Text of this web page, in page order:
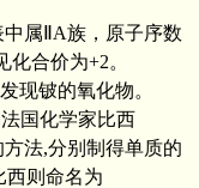
属ⅡA族，原子序数
合价为+2。
现铍的氧化物。
国化学家比西
方法,分别制得单质的
西则命名为